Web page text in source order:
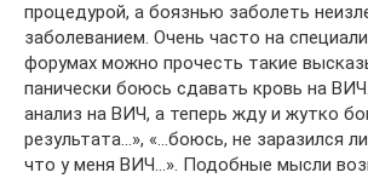
процедурой, а боязнью заболеть
заболеванием. Очень часто на
форумах можно прочесть такие
панически боюсь сдавать кровь на
анализ на ВИЧ, а теперь жду и жутко
результата…», «…боюсь, не заразился
что у меня ВИЧ…». Подобные мысли